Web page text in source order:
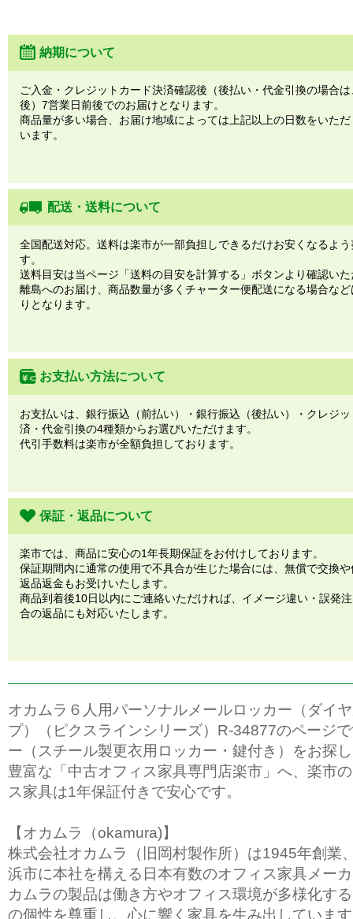
納期について
ご入金・クレジットカード決済確認後（後払い・代金引換の場合
後）7営業日前後でのお届けとなります。
商品量が多い場合、お届け地域によっては上記以上の日数をいた
います。
配送・送料について
全国配送対応。送料は楽市が一部負担しできるだけお安くなるよ
す。
送料目安は当ページ「送料の目安を計算する」ボタンより確認い
離島へのお届け、商品数量が多くチャーター便配送になる場合な
りとなります。
お支払い方法について
お支払いは、銀行振込（前払い）・銀行振込（後払い）・クレジ
済・代金引換の4種類からお選びいただけます。
代引手数料は楽市が全額負担しております。
保証・返品について
楽市では、商品に安心の1年長期保証をお付けしております。
保証期間内に通常の使用で不具合が生じた場合には、無償で交換
返品返金もお受けいたします。
商品到着後10日以内にご連絡いただければ、イメージ違い・誤発
合の返品にも対応いたします。
オカムラ６人用パーソナルメールロッカー（ダイ
プ）（ピクスラインシリーズ）R-34877のページ
ー（スチール製更衣用ロッカー・鍵付き）をお探
豊富な「中古オフィス家具専門店楽市」へ、楽市
ス家具は1年保証付きで安心です。
【オカムラ（okamura)】
株式会社オカムラ（旧岡村製作所）は1945年創業
浜市に本社を構える日本有数のオフィス家具メー
カムラの製品は働き方やオフィス環境が多様化す
の個性を尊重し、心に響く家具を生み出していま